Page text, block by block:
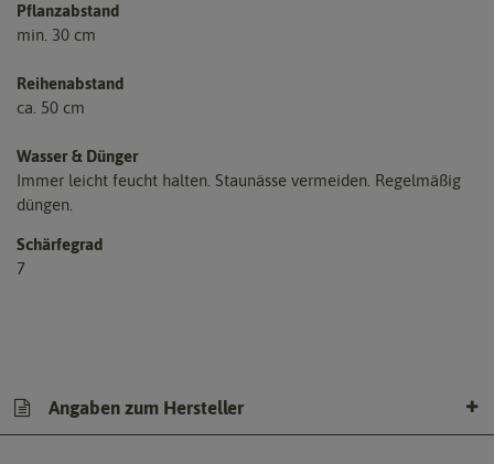
Pflanzabstand
min. 30 cm
Reihenabstand
ca. 50 cm
Wasser & Dünger
Immer leicht feucht halten. Staunässe vermeiden. Regelmäßig
düngen.
Schärfegrad
7
Angaben zum Hersteller